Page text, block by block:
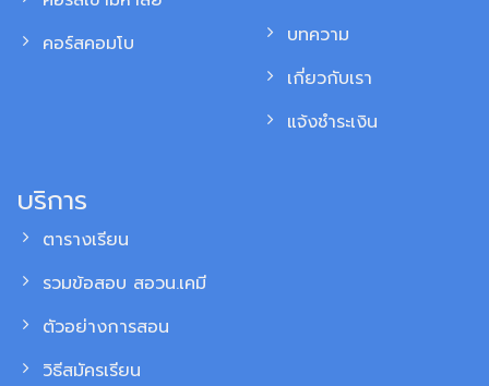
คอร์สคอมโบ
บทความ
เกี่ยวกับเรา
แจ้งชำระเงิน
บริการ
ตารางเรียน
รวมข้อสอบ สอวน.เคมี
ตัวอย่างการสอน
วิธีสมัครเรียน